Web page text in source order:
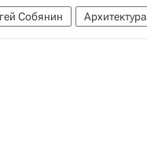
Собянин Архитектура